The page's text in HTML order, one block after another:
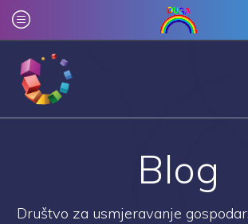
Blog
Društvo za usmjeravanje